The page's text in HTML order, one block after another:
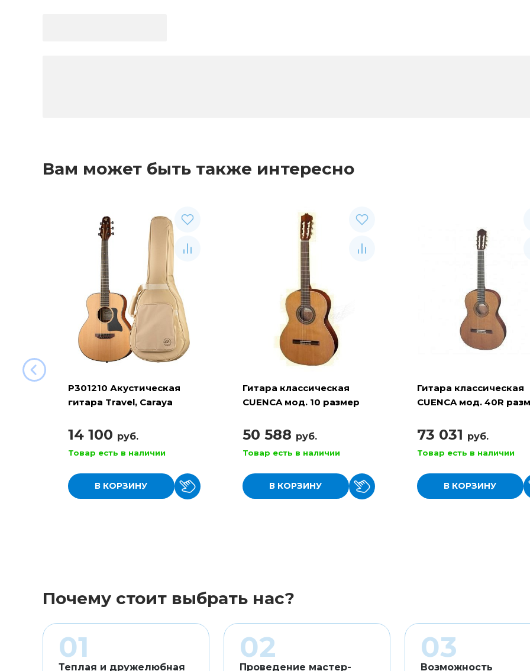
Вам может быть также интересно
P301210 Акустическая
гитара Travel, Caraya
14 100 руб.
Товар есть в наличии
В КОРЗИНУ
Гитара классическая
CUENCA мод. 10 размер
50 588 руб.
Товар есть в наличии
В КОРЗИНУ
Гитара классическая
CUENCA мод. 40R
73 031 руб.
Товар есть в наличии
В КОРЗИНУ
Почему стоит выбрать нас?
Теплая и дружелюбная Проведение мастер- Возможность